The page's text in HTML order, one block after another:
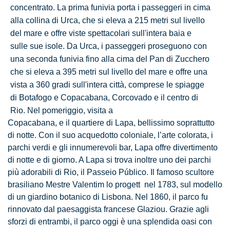
concentrato. La prima funivia porta i passeggeri in cima
alla collina di Urca, che si eleva a 215 metri sul livello
del mare e offre viste spettacolari sull'intera baia e
sulle sue isole. Da Urca, i passeggeri proseguono con
una seconda funivia fino alla cima del Pan di Zucchero
che si eleva a 395 metri sul livello del mare e offre una
vista a 360 gradi sull'intera città, comprese le spiagge
di Botafogo e Copacabana, Corcovado e il centro di
Rio. Nel pomeriggio, visita a
Copacabana, e il quartiere di Lapa, bellissimo soprattutto
di notte. Con il suo acquedotto coloniale, l’arte colorata, i
parchi verdi e gli innumerevoli bar, Lapa offre divertimento
di notte e di giorno. A Lapa si trova inoltre uno dei parchi
più adorabili di Rio, il Passeio Público. Il famoso scultore
brasiliano Mestre Valentim lo progett nel 1783, sul modello
di un giardino botanico di Lisbona. Nel 1860, il parco fu
rinnovato dal paesaggista francese Glaziou. Grazie agli
sforzi di entrambi, il parco oggi è una splendida oasi con